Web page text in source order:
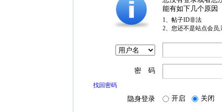
能有如下几个原因
1、帖子ID非法
2、您还不是站点会员
密 码
找回密码
隐身登录 开启 关闭